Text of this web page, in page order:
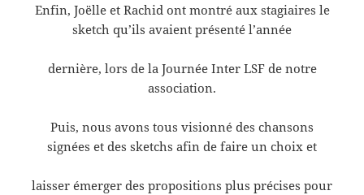
Enfin, Joëlle et Rachid ont montré aux stagiaires le
sketch qu’ils avaient présenté l’année
dernière, lors de la Journée Inter LSF de notre
association.
Puis, nous avons tous visionné des chansons
signées et des sketchs afin de faire un choix et
laisser émerger des propositions plus précises pour